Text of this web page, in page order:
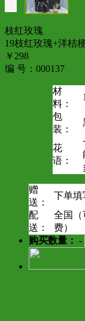
枝红玫瑰
19枝红玫瑰+洋桔
￥298
编 号：000137
材
料：
包
装：
花
语：
赠
送：
下单填
配
送：
全国（
费）
购买数量： -